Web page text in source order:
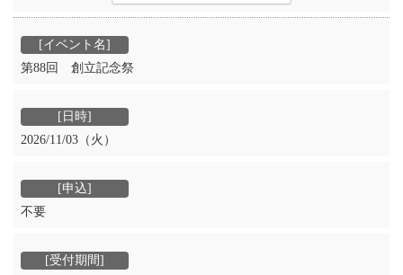
第88回 創立記念祭
2026/11/03（火）
不要